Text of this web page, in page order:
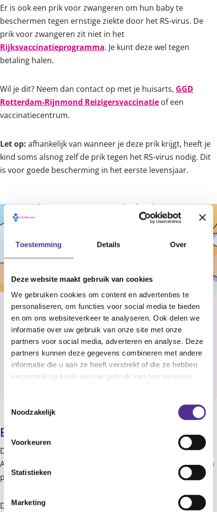
Toestemming Details Over
Deze website maakt gebruik van cookies
We gebruiken cookies om content en advertenties te
personaliseren, om functies voor social media te bieden
en om ons websiteverkeer te analyseren. Ook delen we
informatie over uw gebruik van onze site met onze
partners voor social media, adverteren en analyse. Deze
partners kunnen deze gegevens combineren met andere
informatie die u aan ze heeft verstrekt of die ze hebben
verzameld op basis van uw gebruik van hun services.
Noodzakelijk
Voorkeuren
Statistieken
Marketing
Er is ook een prik voor zwangeren om hun baby te
beschermen tegen ernstige ziekte door het RS-virus. De
prik voor zwangeren zit niet in het
Rijksvaccinatieprogramma. Je kunt deze wel tegen
betaling halen.
Wil je dit? Neem dan contact op met je huisarts, GGD
Rotterdam-Rijnmond Reizigersvaccinatie of een
vaccinatiecentrum.
Let op: afhankelijk van wanneer je deze prik krijgt, heeft je
kind soms alsnog zelf de prik tegen het RS-virus nodig. Dit
is voor goede bescherming in het eerste levensjaar.
Plaats van de prik
We geven de prik bij baby’s in het bovenbeen. Oudere
kinderen krijgen hem meestal in de bovenarm.
Zo verloopt een vaccinatie
Bijwerkingen
De prik tegen het RS-virus geeft heel weinig bijwerkingen.
Als baby’s ze krijgen, dan is dit binnen 2 tot 14 dagen na de
prik. Klachten duren meestal 1 tot 3 dagen.
De bijwerkingen die het meeste voorkomen zijn: